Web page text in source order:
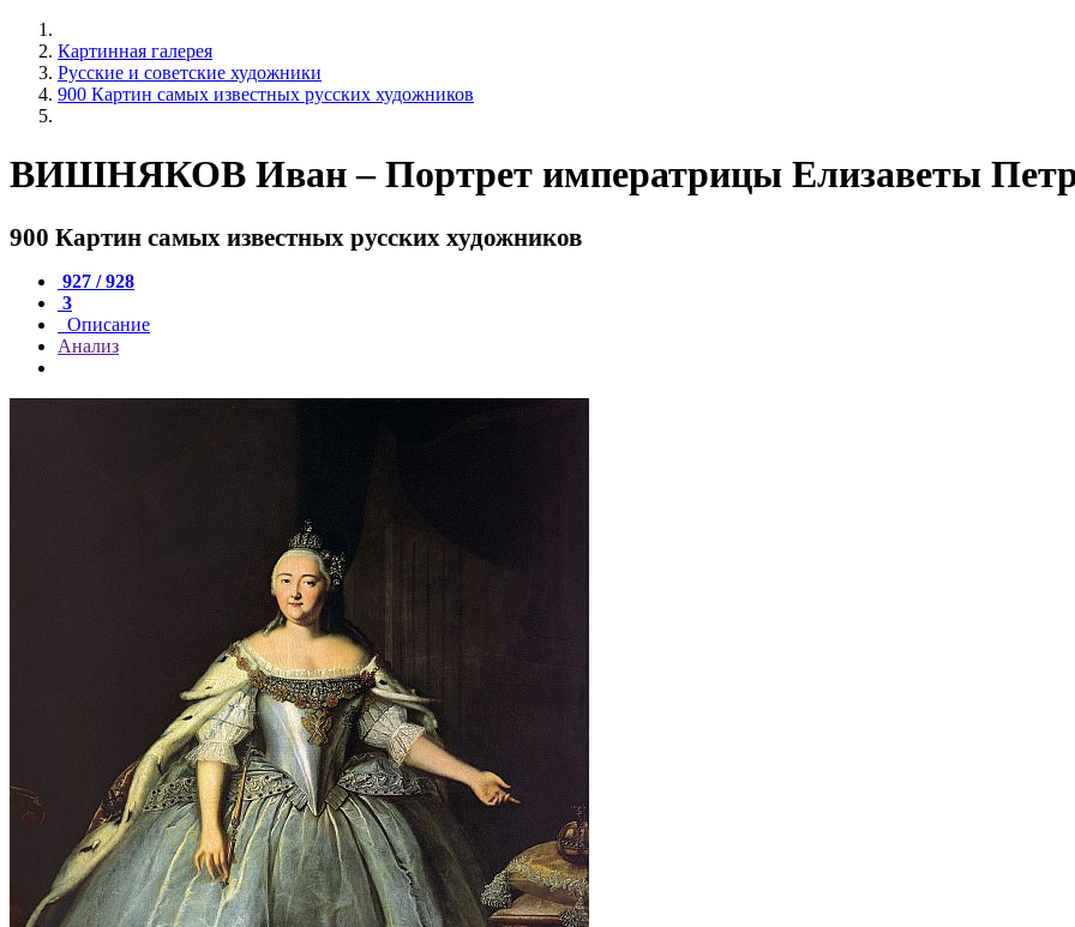
Картинная галерея
Русские и советские художники
900 Картин самых известных русских художников
ВИШНЯКОВ Иван – Портрет императрицы Елизаветы
900 Картин самых известных русских художников
927 / 928
3
Описание
Анализ